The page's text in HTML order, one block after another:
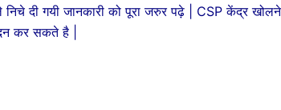
दी गयी जानकारी को पूरा जरुर पढ़े | CSP केंद्र
कर सकते है |